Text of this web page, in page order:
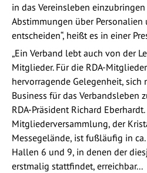
in das Vereinsleben
Abstimmungen über
entscheiden“, heißt es in einer
„Ein Verband lebt auch von der
Mitglieder. Für die RDA-
hervorragende Gelegenheit, sich
Business für das Verbandsleben
RDA-Präsident Richard
Mitgliederversammlung, der
Messegelände, ist fußläufig in
Hallen 6 und 9, in denen der
erstmalig stattfindet, erreichbar...